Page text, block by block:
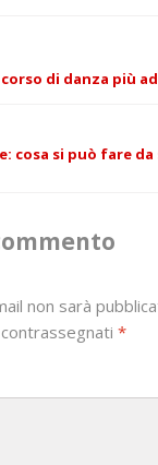
corso di danza più
cosa si può fare da
non sarà
*